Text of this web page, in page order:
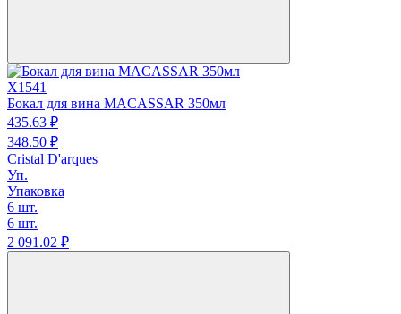
X1541
Бокал для вина MACASSAR 350мл
435.63 ₽
348.50 ₽
Cristal D'arques
Уп.
Упаковка
6 шт.
6 шт.
2 091.02 ₽